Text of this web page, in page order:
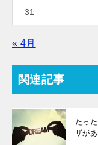
31
« 4月
関連記事
たっ
ザが